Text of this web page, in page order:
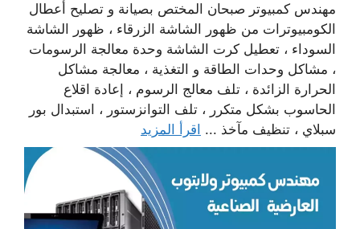
مهندس كمبيوتر صبحان المختص بصيانة و تصليح أعطال
الكومبيوترات من ظهور الشاشة الزرقاء ، ظهور الشاشة
السوداء ، تعطيل كرت الشاشة وحدة معالجة الرسومات
، مشاكل وحدات الطاقة و التغذية ، معالجة مشاكل
الحرارة الزائدة ، تلف معالج الرسوم ، إعادة اقلاع
الحاسوب بشكل متكرر ، تلف التوانزستور ، استبدال بور
سبلاي ، تنظيف مآخذ ... اقرأ المزيد